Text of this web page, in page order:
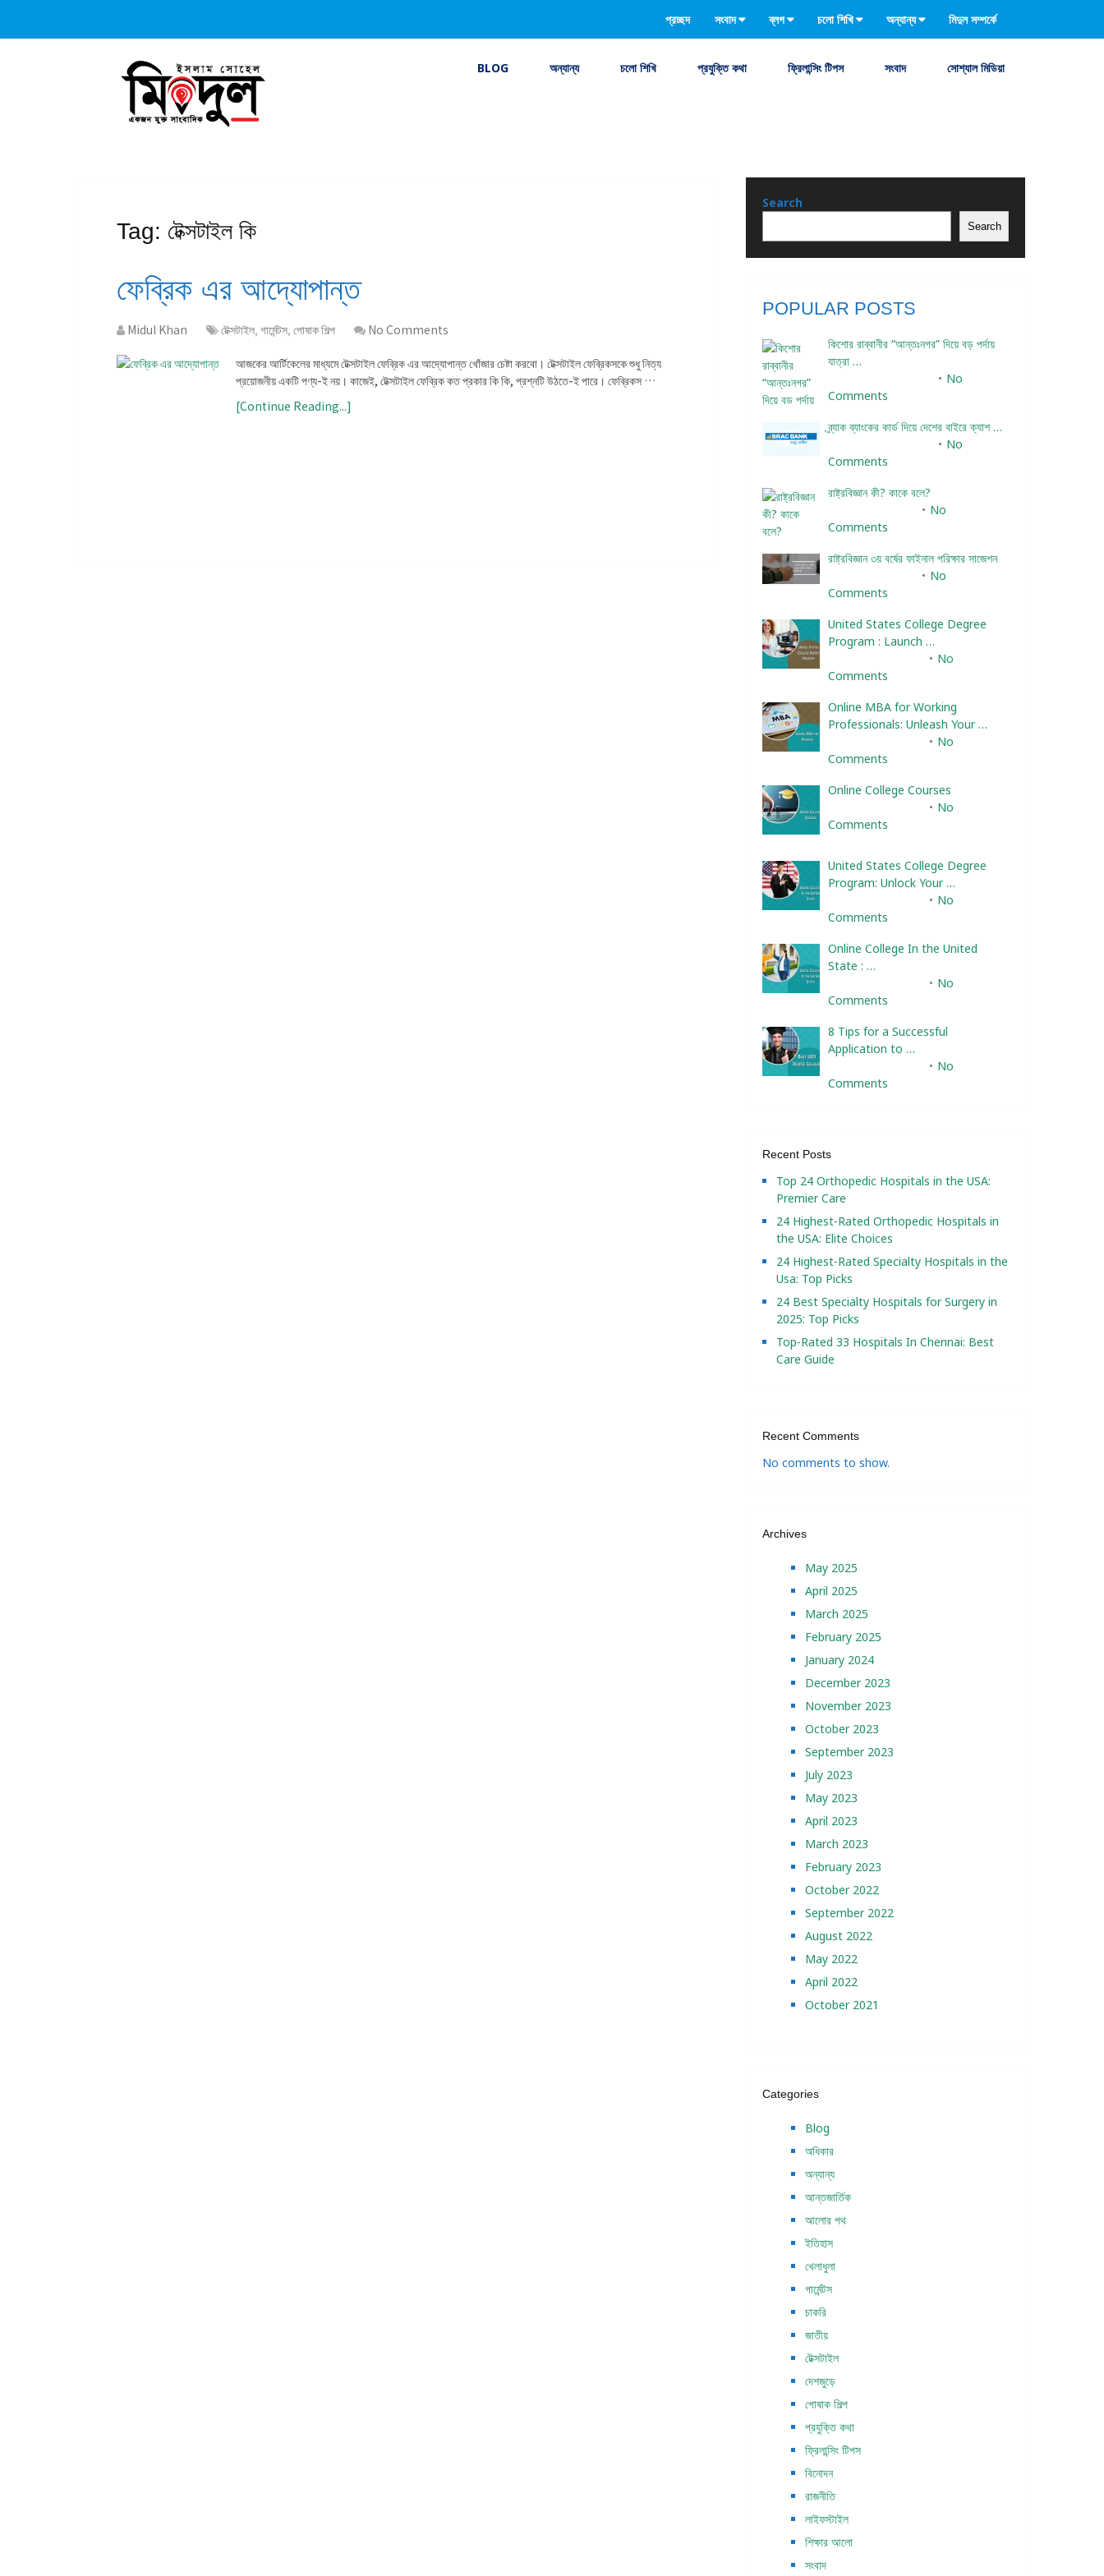
প্রচ্ছদ সংবাদ ব্লগ চলো শিখি অন্যান্য মিদুল সম্পর্কে
BLOG অন্যান্য চলো শিখি প্রযুক্তি কথা ফ্রিলান্সিং টিপস সংবাদ সোশ্যাল মিডিয়া
Tag: টেক্সটাইল কি
ফেব্রিক এর আদ্যোপান্ত
Midul Khan টেক্সটাইল, গার্মেন্টস, পোষাক শিল্প No Comments
আজকের আর্টিকেলের মাধ্যমে টেক্সটাইল ফেব্রিক এর আদ্যোপান্ত খোঁজার চেষ্টা করবো। টেক্সটাইল ফেব্রিকসকে শুধু নিত্য
প্রয়োজনীয় একটি পণ্য-ই নয়। কাজেই, টেক্সটাইল ফেব্রিক কত প্রকার কি কি, প্রশ্নটি উঠতে-ই পারে। ফেব্রিকস …
[Continue Reading...]
Search
Search
POPULAR POSTS
কিশোর রাব্বানীর “আন্তঃনগর” দিয়ে বড় পর্দায়
যাত্রা …
No
Comments
ব্র্যাক ব্যাংকের কার্ড দিয়ে দেশের বাইরে ক্যাশ …
No
Comments
রাষ্ট্রবিজ্ঞান কী? কাকে বলে?
No
Comments
রাষ্ট্রবিজ্ঞান ৩য় বর্ষের ফাইনাল পরিক্ষার সাজেশন
No
Comments
United States College Degree
Program : Launch …
No
Comments
Online MBA for Working
Professionals: Unleash Your …
No
Comments
Online College Courses
No
Comments
United States College Degree
Program: Unlock Your …
No
Comments
Online College In the United
State : …
No
Comments
8 Tips for a Successful
Application to …
No
Comments
Recent Posts
Top 24 Orthopedic Hospitals in the USA:
Premier Care
24 Highest-Rated Orthopedic Hospitals in
the USA: Elite Choices
24 Highest-Rated Specialty Hospitals in the
Usa: Top Picks
24 Best Specialty Hospitals for Surgery in
2025: Top Picks
Top-Rated 33 Hospitals In Chennai: Best
Care Guide
Recent Comments
No comments to show.
Archives
May 2025
April 2025
March 2025
February 2025
January 2024
December 2023
November 2023
October 2023
September 2023
July 2023
May 2023
April 2023
March 2023
February 2023
October 2022
September 2022
August 2022
May 2022
April 2022
October 2021
Categories
Blog
অধিকার
অন্যান্য
আন্তজার্তিক
আলোর পথ
ইতিহাস
খেলাধুলা
গার্মেন্টস
চাকরি
জাতীয়
টেক্সটাইল
দেশজুড়ে
পোষাক শিল্প
প্রযুক্তি কথা
ফ্রিলান্সিং টিপস
বিনোদন
রাজনীতি
লাইফস্টাইল
শিক্ষার আলো
সংবাদ